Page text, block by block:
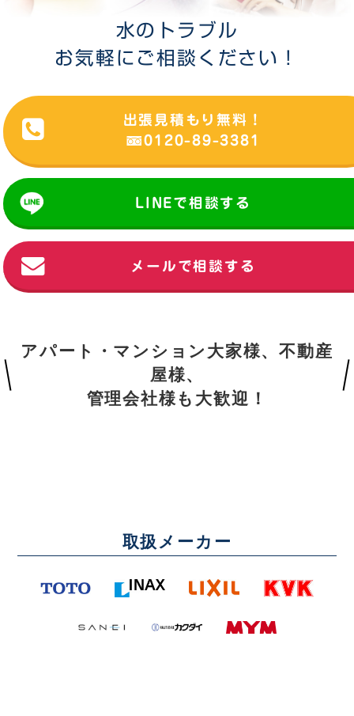
水のトラブル
お気軽にご相談ください！
出張見積もり無料！
0120-89-3381
LINEで相談する
メールで相談する
アパート・マンション大家様、不動産
屋様、
管理会社様も大歓迎！
取扱メーカー